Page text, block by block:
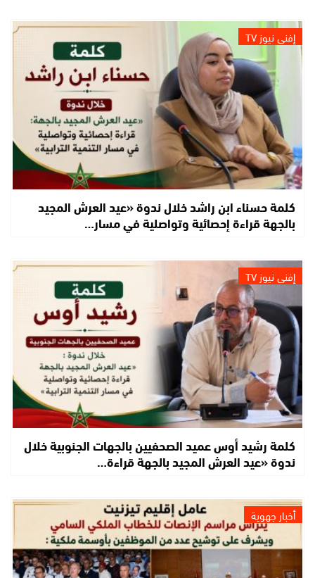
إفني نيوز TV
كلمة حسناء ابن راشد خلال ندوة «عيد العرش المجيد
بالجهة قراءة إحصائية وتواصلية في مسار…
إفني نيوز TV
كلمة رشيد أوس عميد الصحفيين بالجهات الجنوبية خلال
ندوة «عيد العرش المجيد بالجهة قراءة…
أخبار جهوية